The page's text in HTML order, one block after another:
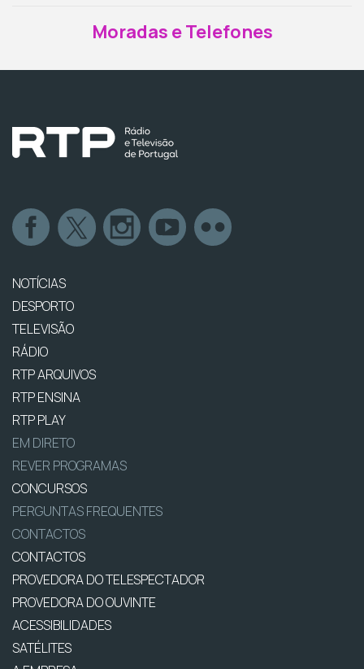
Moradas e Telefones
NOTÍCIAS
DESPORTO
TELEVISÃO
RÁDIO
RTP ARQUIVOS
RTP ENSINA
RTP PLAY
EM DIRETO
REVER PROGRAMAS
CONCURSOS
PERGUNTAS FREQUENTES
CONTACTOS
CONTACTOS
PROVEDORA DO TELESPECTADOR
PROVEDORA DO OUVINTE
ACESSIBILIDADES
SATÉLITES